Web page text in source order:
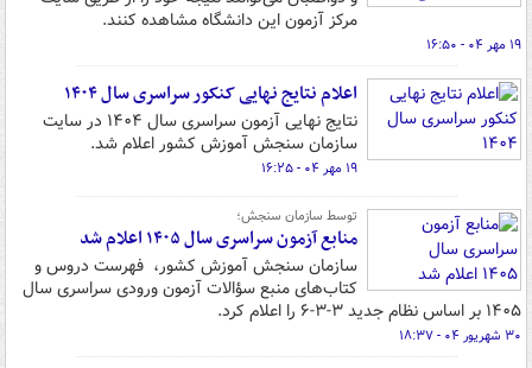
مرکز آزمون این دانشگاه مشاهده کنند.
۱۹ مهر ۰۴ - ۱۶:۵۰
اعلام نتایج نهایی کنکور سراسری سال ۱۴۰۴
نتایج نهایی آزمون سراسری سال ۱۴۰۴ در سایت
سازمان سنجش آموزش کشور اعلام شد.
۱۹ مهر ۰۴ - ۱۶:۲۵
توسط سازمان سنجش؛
منابع آزمون سراسری سال ۱۴۰۵ اعلام شد
سازمان سنجش آموزش کشور، فهرست دروس و
کتاب‌های منبع سؤالات آزمون ورودی سراسری سال
۱۴۰۵ بر اساس نظام جدید ۳-۳-۶ را اعلام کرد.
۳۰ شهریور ۰۴ - ۱۸:۳۷